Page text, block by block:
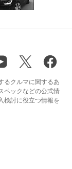
るクルマに関するあ
ペックなどの公式情
検討に役立つ情報を